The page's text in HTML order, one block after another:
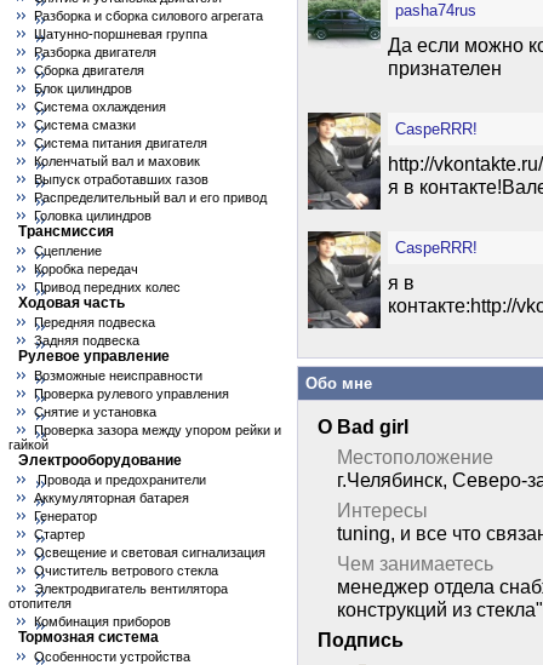
Разборка и сборка силового агрегата
Шатунно-поршневая группа
Разборка двигателя
Сборка двигателя
Блок цилиндров
Система охлаждения
Система смазки
Система питания двигателя
Коленчатый вал и маховик
Выпуск отработавших газов
Распределительный вал и его привод
Головка цилиндров
Трансмиссия
Сцепление
Коробка передач
Привод передних колес
Ходовая часть
Передняя подвеска
Задняя подвеска
Рулевое управление
Возможные неисправности
Проверка рулевого управления
Снятие и установка
Проверка зазора между упором рейки и
гайкой
Электрооборудование
Провода и предохранители
Аккумуляторная батарея
Генератор
Стартер
Освещение и световая сигнализация
Очиститель ветрового стекла
Электродвигатель вентилятора
отопителя
Комбинация приборов
Тормозная система
Особенности устройства
pasha74rus
Да если можно
признателен
CaspeRRR!
http://
я в
CaspeRRR!
я в
контакте:http://
Обо мне
О Bad girl
Местоположение
г.Челябинск, Северо-
Интересы
tuning, и все что
Чем занимаетесь
менеджер отдела
конструкций из стекла"
Подпись